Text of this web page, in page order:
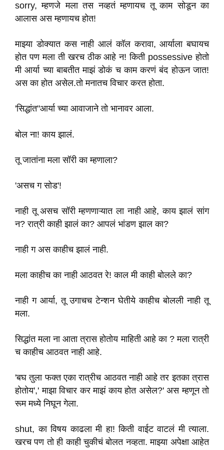
sorry, म्हणजे मला तस नव्हतं म्हणायच तू काम सोडून का
आलास अस म्हणायच होत!
माझ्या डोक्यात कस नाही आलं कॉल करावा, आर्याला बघायच
होत पण मला ती खरच ठीक आहे न! किती possessive होतो
मी आर्या च्या बाबतीत माझं डोकं च काम करणं बंद होऊन जात!
अस का होत असेल.तो मनातच विचार करत होता.
'सिद्धांत"आर्या च्या आवाजाने तो भानावर आला.
बोल ना! काय झालं.
तू जातांना मला सॉरी का म्हणाला?
'असच ग सोड'!
नाही तू असच सॉरी म्हणणाऱ्यात ला नाही आहे, काय झालं सांग
न? रात्री काही झालं का? आपलं भांडण झाल का?
नाही ग अस काहीच झालं नाही.
मला काहीच का नाही आठवत रे! काल मी काही बोलले का?
नाही ग आर्या, तू उगाचच टेन्शन घेतीये काहीच बोलली नाही तू
मला.
सिद्धांत मला ना आता त्रास होतोय माहिती आहे का ? मला रात्री
च काहीच आठवत नाही आहे.
'बघ तुला फक्त एका रात्रीच आठवत नाही आहे तर इतका त्रास
होतोय',' माझा विचार कर माझं काय होत असेल?' अस म्हणून तो
रूम मध्ये निघून गेला.
shut, का विषय काढला मी हा! किती वाईट वाटलं मी त्याला.
खरच पण तो ही काही चुकीचं बोलत नव्हता. माझ्या अपेक्षा आहेत